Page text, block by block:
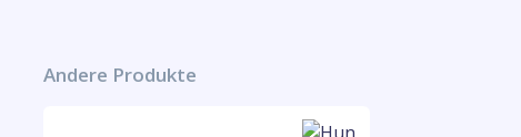
Andere Produkte